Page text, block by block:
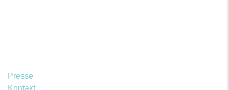
Presse
Kontakt